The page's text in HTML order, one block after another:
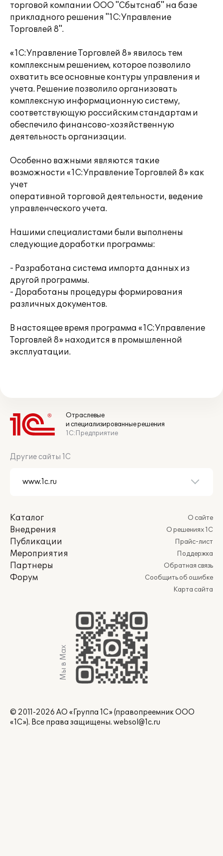
торговой компании ООО "Сбытснаб" на базе
прикладного решения "1С:Управление
Торговлей 8".
«1С:Управление Торговлей 8» явилось тем
комплексным решением, которое позволило
охватить все основные контуры управления и
учета. Решение позволило организовать
комплексную информационную систему,
соответствующую российским стандартам и
обеспечило финансово-хозяйственную
деятельность организации.
Особенно важными являются такие
возможности «1С:Управление Торговлей 8» как
учет
оперативной торговой деятельности, ведение
управленческого учета.
Нашими специалистами были выполнены
следующие доработки программы:
- Разработана система импорта данных из
другой программы.
- Доработаны процедуры формирования
различных документов.
В настоящее время программа «1С:Управление
Торговлей 8» находится в промышленной
эксплуатации.
Отраслевые
и специализированные решения
1С:Предприятие
Другие сайты 1С
Каталог
Внедрения
Публикации
Мероприятия
Партнеры
Форум
О сайте
О решениях 1С
Прайс-лист
Поддержка
Обратная связь
Сообщить об ошибке
Карта сайта
Мы в Max
© 2011-2026 АО «Группа 1С» (правопреемник ООО
«1С»). Все права защищены. websol@1c.ru